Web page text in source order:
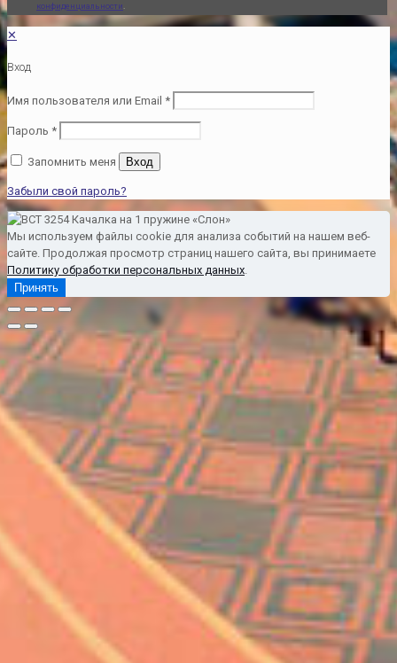
конфиденциальности .
✕
Вход
Имя пользователя или Email *
Пароль *
Запомнить меня Вход
Забыли свой пароль?
Мы используем файлы cookie для анализа событий на нашем веб-
сайте. Продолжая просмотр страниц нашего сайта, вы принимаете
Политику обработки персональных данных
Принять